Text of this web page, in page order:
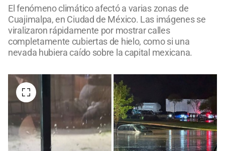
El fenómeno climático afectó a varias zonas de
Cuajimalpa, en Ciudad de México. Las imágenes se
viralizaron rápidamente por mostrar calles
completamente cubiertas de hielo, como si una
nevada hubiera caído sobre la capital mexicana.